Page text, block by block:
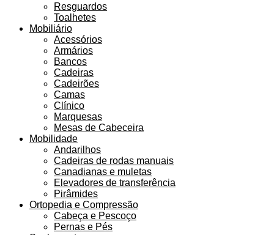
Resguardos
Toalhetes
Mobiliário
Acessórios
Armários
Bancos
Cadeiras
Cadeirões
Camas
Clínico
Marquesas
Mesas de Cabeceira
Mobilidade
Andarilhos
Cadeiras de rodas manuais
Canadianas e muletas
Elevadores de transferência
Pirâmides
Ortopedia e Compressão
Cabeça e Pescoço
Pernas e Pés